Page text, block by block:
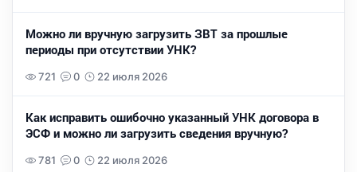
Можно ли вручную загрузить ЗВТ за прошлые
периоды при отсутствии УНК?
721 0 22 июля 2026
Как исправить ошибочно указанный УНК договора в
ЭСФ и можно ли загрузить сведения вручную?
781 0 22 июля 2026